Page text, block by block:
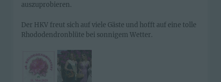
auszuprobieren.
Der HKV freut sich auf viele Gäste und hofft auf eine tolle
Rhododendronblüte bei sonnigem Wetter.